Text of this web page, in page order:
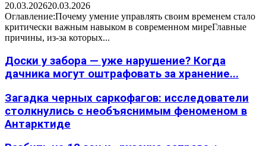
20.03.202620.03.2026
Оглавление:Почему умение управлять своим временем стало
критически важным навыком в современном миреГлавные
причины, из-за которых...
Доски у забора — уже нарушение? Когда
дачника могут оштрафовать за хранение...
Загадка черных саркофагов: исследователи
столкнулись с необъяснимым феноменом в
Антарктиде